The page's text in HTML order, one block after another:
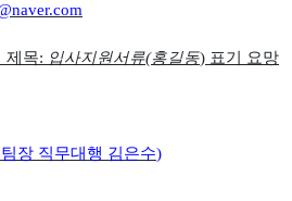
제목: 입사지원서류(홍길동) 표기 요망
장 직무대행 김은수)